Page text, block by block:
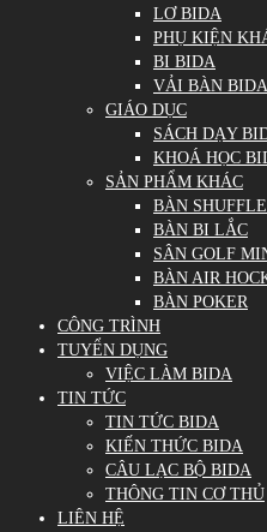
LƠ BIDA
PHỤ KIỆN
BI BIDA
VẢI BÀN BIDA
GIÁO DỤC
SÁCH DẠY
KHOÁ HỌC
SẢN PHẨM KHÁC
BÀN
BÀN BI LẮC
SÂN GOLF
BÀN AIR
BÀN POKER
CÔNG TRÌNH
TUYỂN DỤNG
VIỆC LÀM BIDA
TIN TỨC
TIN TỨC BIDA
KIẾN THỨC BIDA
CÂU LẠC BỘ BIDA
THÔNG TIN CƠ THỦ
LIÊN HỆ